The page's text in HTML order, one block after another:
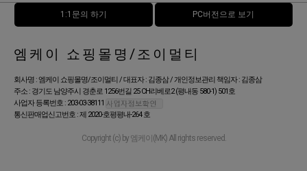
1:1문의 하기 PC버전으로 보기
엠케이 쇼핑몰명/조이멀티
회사명 : 엠케이 쇼핑몰명/조이멀티 / 대표자 : 김종삼 / 개인정보관리 책임자 : 김종삼
주소 : 경기도 남양주시 경춘로 1256번길 25 CH리베로2 (평내동 580-1) 501호
사업자 등록번호 : 203-03-38111
통신판매업신고번호 : 제 2020-호평평내-264 호
Copyright (c) by 엠케이(MK) All rights reserved.